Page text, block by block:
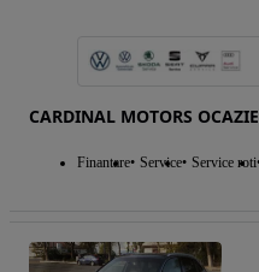
CARDINAL MOTORS OCAZIE
Finantare Service Service roti